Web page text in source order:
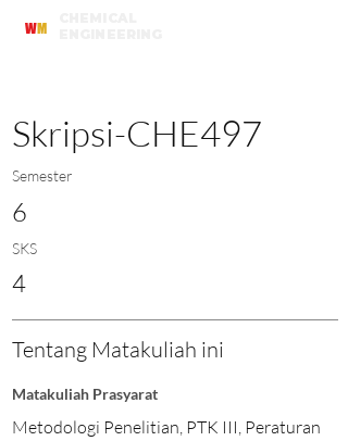
WM
Skripsi-CHE497
Semester
6
SKS
4
Tentang Matakuliah ini
Matakuliah Prasyarat
Metodologi Penelitian, PTK III, Peraturan